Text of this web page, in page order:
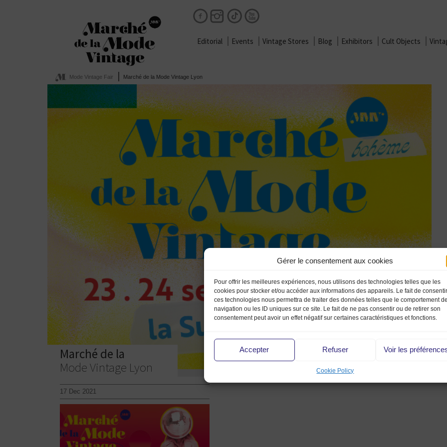
Gérer le consentement aux cookies
Pour offrir les meilleures expériences, nous utilisons des technologies telles que les
cookies pour stocker et/ou accéder aux informations des appareils. Le fait de
ces technologies nous permettra de traiter des données telles que le comportement de
navigation ou les ID uniques sur ce site. Le fait de ne pas consentir ou de retirer son
consentement peut avoir un effet négatif sur certaines caractéristiques et fonctions.
Accepter Refuser Voir les
Cookie Policy
Editorial Events Vintage Stores Blog Exhibitors Cult Objects
Mode Vintage Fair Marché de la Mode Vintage Lyon
Marché de la
Mode Vintage Lyon
17 Dec 2021